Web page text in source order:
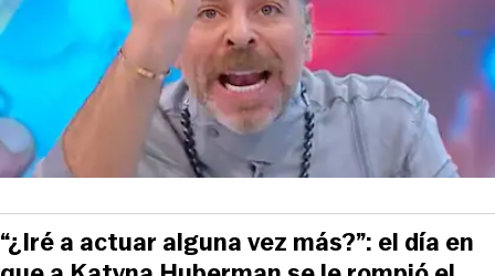
“¿Iré a actuar alguna vez más?”: el día en